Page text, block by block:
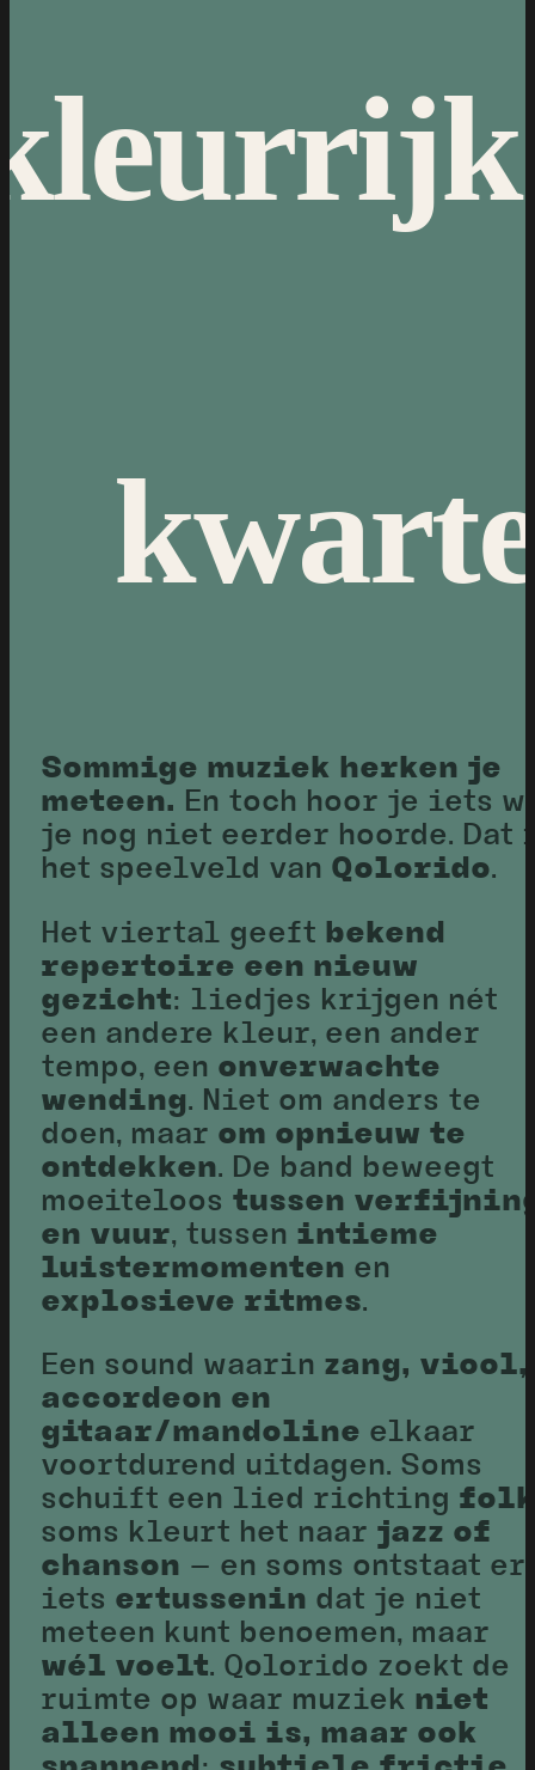
Sommige muziek herken je
meteen. En toch hoor je iets
je nog niet eerder hoorde. Dat
het speelveld van Qolorido.
Het viertal geeft bekend
repertoire een nieuw
gezicht: liedjes krijgen nét
een andere kleur, een ander
tempo, een onverwachte
wending. Niet om anders te
doen, maar om opnieuw te
ontdekken. De band beweegt
moeiteloos tussen
en vuur, tussen intieme
luistermomenten en
explosieve ritmes.
Een sound waarin zang, viool,
accordeon en
gitaar/mandoline elkaar
voortdurend uitdagen. Soms
schuift een lied richting folk
soms kleurt het naar jazz of
chanson — en soms ontstaat er
iets ertussenin dat je niet
meteen kunt benoemen, maar
wél voelt. Qolorido zoekt de
ruimte op waar muziek niet
alleen mooi is, maar ook